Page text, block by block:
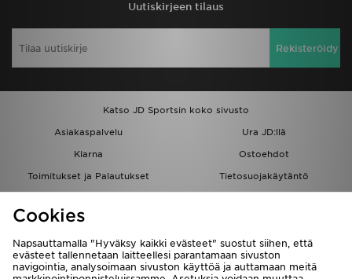
Uutiskirjeen tilaus
Rekisteröidy
Katso JD Sportsin koko sivusto
Asiakaspalvelu
Ura JD:llä
Klarna
Ostoehdot
Toimitukset ja Palautukset
Tietosuojakäytäntö
Löydä myymälä
Kumppanuusohjelma
JD Blog
Minun viestini
Asiakaspalvelu ja tietoa
Cookies
Napsauttamalla "Hyväksy kaikki evästeet" suostut siihen, että
evästeet tallennetaan laitteellesi parantamaan sivuston
navigointia, analysoimaan sivuston käyttöä ja auttamaan meitä